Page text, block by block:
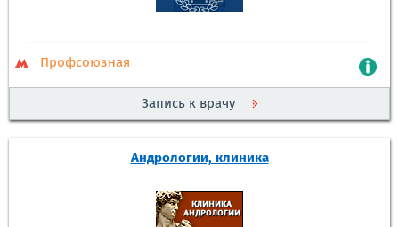
Профсоюзная
Запись к врачу
Андрологии, клиника